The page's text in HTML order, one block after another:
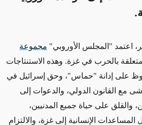
مجموعة
بالحرب في غزة. وهذه الاستنتاجات
على إدانة "حماس"، وحق إسرائيل في
مع القانون الدولي، والدعوات إلى
والقلق على حياة جميع المدنيين،
الإنسانية إلى غزة، والالتزام